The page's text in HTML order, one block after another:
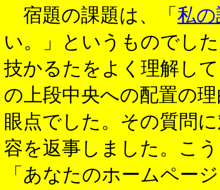
宿題の課題は、「 私
い。」というものでし
技かるたをよく理解し
の上段中央への配置の
眼点でした。その質問
容を返事しました。こ
「あなたのホームペー